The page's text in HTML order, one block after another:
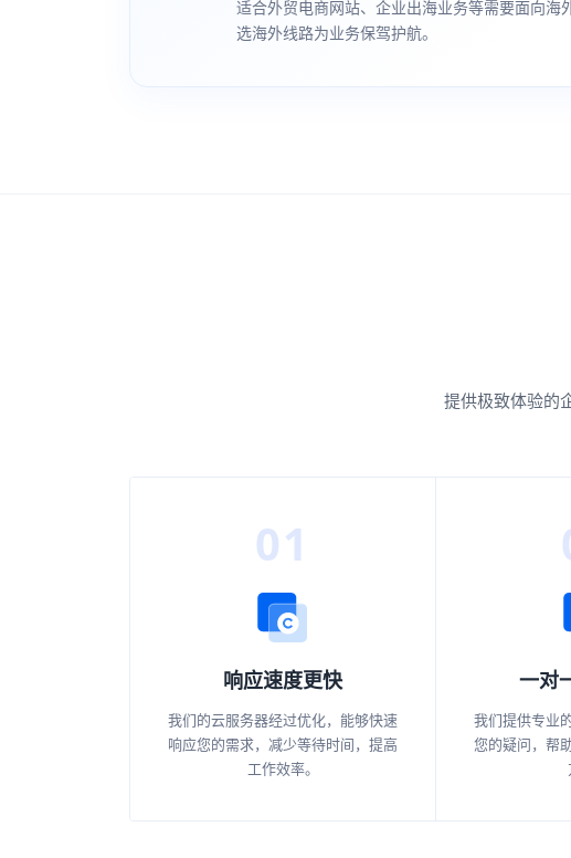
适合外贸电商网站、企业出海业务等需要面向海
选海外线路为业务保驾护航。
提供极致体验的
01
响应速度更快
我们的云服务器经过优化，能够快速
响应您的需求，减少等待时间，提高
工作效率。
一对
我们提供专业
您的疑问，帮